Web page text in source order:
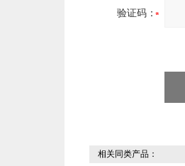
验证码：
相关同类产品：